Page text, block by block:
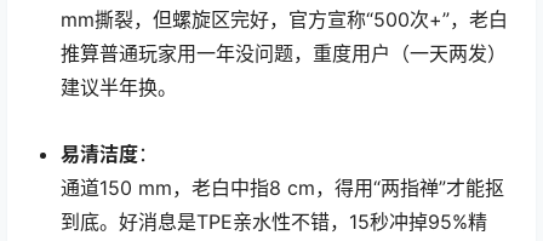
mm撕裂，但螺旋区完好，官方宣称“500次+”，老白
推算普通玩家用一年没问题，重度用户（一天两发）
建议半年换。
易清洁度：
通道150 mm，老白中指8 cm，得用“两指禅”才能抠
到底。好消息是TPE亲水性不错，15秒冲掉95%精